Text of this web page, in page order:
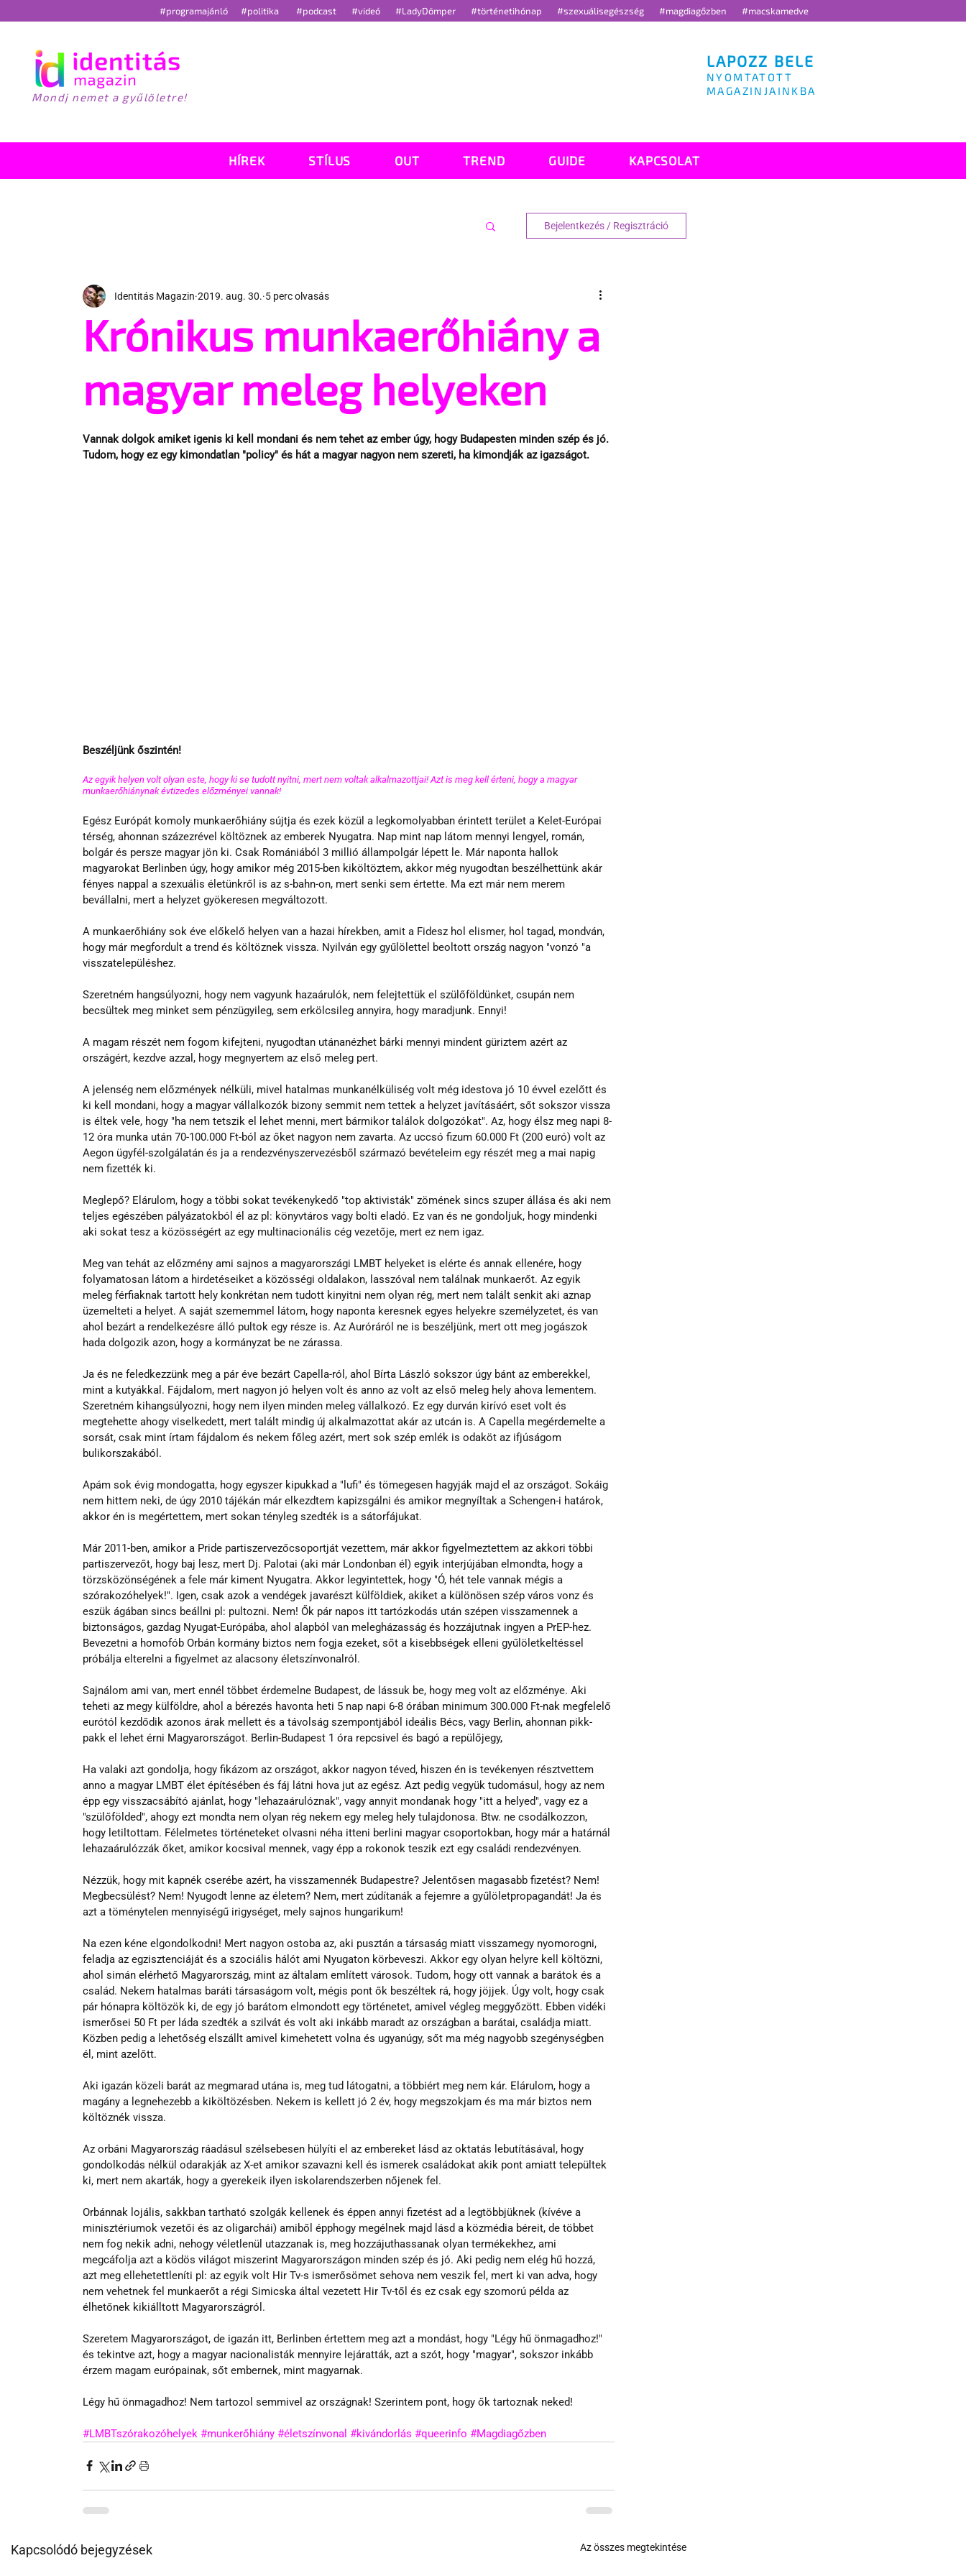
#programajánló #politika #podcast #videó #LadyDömper #történetihónap #szexuálisegészség #magdiagőzben #macskamedve
Mondj nemet a gyűlöletre!
LAPOZZ BELE
NYOMTATOTT
MAGAZINJAINKBA
HÍREK STÍLUS OUT TREND GUIDE KAPCSOLAT
Bejelentkezés / Regisztráció
Krónikus munkaerőhiány a
magyar meleg helyeken
Identitás Magazin 2019. aug. 30. 5 perc olvasás
Vannak dolgok amiket igenis ki kell mondani és nem tehet az ember úgy, hogy Budapesten minden szép és jó.
Tudom, hogy ez egy kimondatlan "policy" és hát a magyar nagyon nem szereti, ha kimondják az igazságot.
Beszéljünk őszintén!
Az egyik helyen volt olyan este, hogy ki se tudott nyitni, mert nem voltak alkalmazottjai! Azt is meg kell érteni, hogy a magyar
munkaerőhiánynak évtizedes előzményei vannak!
Egész Európát komoly munkaerőhiány sújtja és ezek közül a legkomolyabban érintett terület a Kelet-Európai
térség, ahonnan százezrével költöznek az emberek Nyugatra. Nap mint nap látom mennyi lengyel, román,
bolgár és persze magyar jön ki. Csak Romániából 3 millió állampolgár lépett le. Már naponta hallok
magyarokat Berlinben úgy, hogy amikor még 2015-ben kiköltöztem, akkor még nyugodtan beszélhettünk akár
fényes nappal a szexuális életünkről is az s-bahn-on, mert senki sem értette. Ma ezt már nem merem
bevállalni, mert a helyzet gyökeresen megváltozott.
A munkaerőhiány sok éve előkelő helyen van a hazai hírekben, amit a Fidesz hol elismer, hol tagad, mondván,
hogy már megfordult a trend és költöznek vissza. Nyilván egy gyűlölettel beoltott ország nagyon "vonzó "a
visszatelepüléshez.
Szeretném hangsúlyozni, hogy nem vagyunk hazaárulók, nem felejtettük el szülőföldünket, csupán nem
becsültek meg minket sem pénzügyileg, sem erkölcsileg annyira, hogy maradjunk. Ennyi!
A magam részét nem fogom kifejteni, nyugodtan utánanézhet bárki mennyi mindent güriztem azért az
országért, kezdve azzal, hogy megnyertem az első meleg pert.
A jelenség nem előzmények nélküli, mivel hatalmas munkanélküliség volt még idestova jó 10 évvel ezelőtt és
ki kell mondani, hogy a magyar vállalkozók bizony semmit nem tettek a helyzet javításáért, sőt sokszor vissza
is éltek vele, hogy "ha nem tetszik el lehet menni, mert bármikor találok dolgozókat". Az, hogy élsz meg napi 8-
12 óra munka után 70-100.000 Ft-ból az őket nagyon nem zavarta. Az uccsó fizum 60.000 Ft (200 euró) volt az
Aegon ügyfél-szolgálatán és ja a rendezvényszervezésből származó bevételeim egy részét meg a mai napig
nem fizették ki.
Meglepő? Elárulom, hogy a többi sokat tevékenykedő "top aktivisták" zömének sincs szuper állása és aki nem
teljes egészében pályázatokból él az pl: könyvtáros vagy bolti eladó. Ez van és ne gondoljuk, hogy mindenki
aki sokat tesz a közösségért az egy multinacionális cég vezetője, mert ez nem igaz.
Meg van tehát az előzmény ami sajnos a magyarországi LMBT helyeket is elérte és annak ellenére, hogy
folyamatosan látom a hirdetéseiket a közösségi oldalakon, lasszóval nem találnak munkaerőt. Az egyik
meleg férfiaknak tartott hely konkrétan nem tudott kinyitni nem olyan rég, mert nem talált senkit aki aznap
üzemelteti a helyet. A saját szememmel látom, hogy naponta keresnek egyes helyekre személyzetet, és van
ahol bezárt a rendelkezésre álló pultok egy része is. Az Auróráról ne is beszéljünk, mert ott meg jogászok
hada dolgozik azon, hogy a kormányzat be ne zárassa.
Ja és ne feledkezzünk meg a pár éve bezárt Capella-ról, ahol Bírta László sokszor úgy bánt az emberekkel,
mint a kutyákkal. Fájdalom, mert nagyon jó helyen volt és anno az volt az első meleg hely ahova lementem.
Szeretném kihangsúlyozni, hogy nem ilyen minden meleg vállalkozó. Ez egy durván kirívó eset volt és
megtehette ahogy viselkedett, mert talált mindig új alkalmazottat akár az utcán is. A Capella megérdemelte a
sorsát, csak mint írtam fájdalom és nekem főleg azért, mert sok szép emlék is odaköt az ifjúságom
bulikorszakából.
Apám sok évig mondogatta, hogy egyszer kipukkad a "lufi" és tömegesen hagyják majd el az országot. Sokáig
nem hittem neki, de úgy 2010 tájékán már elkezdtem kapizsgálni és amikor megnyíltak a Schengen-i határok,
akkor én is megértettem, mert sokan tényleg szedték is a sátorfájukat.
Már 2011-ben, amikor a Pride partiszervezőcsoportját vezettem, már akkor figyelmeztettem az akkori többi
partiszervezőt, hogy baj lesz, mert Dj. Palotai (aki már Londonban él) egyik interjújában elmondta, hogy a
törzsközönségének a fele már kiment Nyugatra. Akkor legyintettek, hogy "Ó, hét tele vannak mégis a
szórakozóhelyek!". Igen, csak azok a vendégek javarészt külföldiek, akiket a különösen szép város vonz és
eszük ágában sincs beállni pl: pultozni. Nem! Ők pár napos itt tartózkodás után szépen visszamennek a
biztonságos, gazdag Nyugat-Európába, ahol alapból van melegházasság és hozzájutnak ingyen a PrEP-hez.
Bevezetni a homofób Orbán kormány biztos nem fogja ezeket, sőt a kisebbségek elleni gyűlöletkeltéssel
próbálja elterelni a figyelmet az alacsony életszínvonalról.
Sajnálom ami van, mert ennél többet érdemelne Budapest, de lássuk be, hogy meg volt az előzménye. Aki
teheti az megy külföldre, ahol a bérezés havonta heti 5 nap napi 6-8 órában minimum 300.000 Ft-nak megfelelő
eurótól kezdődik azonos árak mellett és a távolság szempontjából ideális Bécs, vagy Berlin, ahonnan pikk-
pakk el lehet érni Magyarországot. Berlin-Budapest 1 óra repcsivel és bagó a repülőjegy,
Ha valaki azt gondolja, hogy fikázom az országot, akkor nagyon téved, hiszen én is tevékenyen résztvettem
anno a magyar LMBT élet építésében és fáj látni hova jut az egész. Azt pedig vegyük tudomásul, hogy az nem
épp egy visszacsábító ajánlat, hogy "lehazaárulóznak", vagy annyit mondanak hogy "itt a helyed", vagy ez a
"szülőfölded", ahogy ezt mondta nem olyan rég nekem egy meleg hely tulajdonosa. Btw. ne csodálkozzon,
hogy letiltottam. Félelmetes történeteket olvasni néha itteni berlini magyar csoportokban, hogy már a határnál
lehazaárulózzák őket, amikor kocsival mennek, vagy épp a rokonok teszik ezt egy családi rendezvényen.
Nézzük, hogy mit kapnék cserébe azért, ha visszamennék Budapestre? Jelentősen magasabb fizetést? Nem!
Megbecsülést? Nem! Nyugodt lenne az életem? Nem, mert zúdítanák a fejemre a gyűlöletpropagandát! Ja és
azt a töménytelen mennyiségű irigységet, mely sajnos hungarikum!
Na ezen kéne elgondolkodni! Mert nagyon ostoba az, aki pusztán a társaság miatt visszamegy nyomorogni,
feladja az egzisztenciáját és a szociális hálót ami Nyugaton körbeveszi. Akkor egy olyan helyre kell költözni,
ahol simán elérhető Magyarország, mint az általam említett városok. Tudom, hogy ott vannak a barátok és a
család. Nekem hatalmas baráti társaságom volt, mégis pont ők beszéltek rá, hogy jöjjek. Úgy volt, hogy csak
pár hónapra költözök ki, de egy jó barátom elmondott egy történetet, amivel végleg meggyőzött. Ebben vidéki
ismerősei 50 Ft per láda szedték a szilvát és volt aki inkább maradt az országban a barátai, családja miatt.
Közben pedig a lehetőség elszállt amivel kimehetett volna és ugyanúgy, sőt ma még nagyobb szegénységben
él, mint azelőtt.
Aki igazán közeli barát az megmarad utána is, meg tud látogatni, a többiért meg nem kár. Elárulom, hogy a
magány a legnehezebb a kiköltözésben. Nekem is kellett jó 2 év, hogy megszokjam és ma már biztos nem
költöznék vissza.
Az orbáni Magyarország ráadásul szélsebesen hülyíti el az embereket lásd az oktatás lebutításával, hogy
gondolkodás nélkül odarakják az X-et amikor szavazni kell és ismerek családokat akik pont amiatt települtek
ki, mert nem akarták, hogy a gyerekeik ilyen iskolarendszerben nőjenek fel.
Orbánnak lojális, sakkban tartható szolgák kellenek és éppen annyi fizetést ad a legtöbbjüknek (kívéve a
minisztériumok vezetői és az oligarchái) amiből épphogy megélnek majd lásd a közmédia béreit, de többet
nem fog nekik adni, nehogy véletlenül utazzanak is, meg hozzájuthassanak olyan termékekhez, ami
megcáfolja azt a ködös világot miszerint Magyarországon minden szép és jó. Aki pedig nem elég hű hozzá,
azt meg ellehetettleníti pl: az egyik volt Hir Tv-s ismerősömet sehova nem veszik fel, mert ki van adva, hogy
nem vehetnek fel munkaerőt a régi Simicska által vezetett Hir Tv-től és ez csak egy szomorú példa az
élhetőnek kikiálltott Magyarországról.
Szeretem Magyarországot, de igazán itt, Berlinben értettem meg azt a mondást, hogy "Légy hű önmagadhoz!"
és tekintve azt, hogy a magyar nacionalisták mennyire lejáratták, azt a szót, hogy "magyar", sokszor inkább
érzem magam európainak, sőt embernek, mint magyarnak.
Légy hű önmagadhoz! Nem tartozol semmivel az országnak! Szerintem pont, hogy ők tartoznak neked!
#LMBTszórakozóhelyek #munkerőhiány #életszínvonal #kivándorlás #queerinfo #Magdiagőzben
Kapcsolódó bejegyzések Az összes megtekintése